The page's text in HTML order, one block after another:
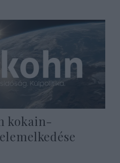
kokain-